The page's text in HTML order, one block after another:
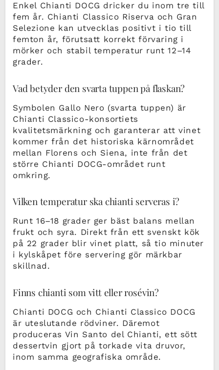
Enkel Chianti DOCG dricker du inom tre till
fem år. Chianti Classico Riserva och Gran
Selezione kan utvecklas positivt i tio till
femton år, förutsatt korrekt förvaring i
mörker och stabil temperatur runt 12–14
grader.
Vad betyder den svarta tuppen på flaskan?
Symbolen Gallo Nero (svarta tuppen) är
Chianti Classico-konsortiets
kvalitetsmärkning och garanterar att vinet
kommer från det historiska kärnområdet
mellan Florens och Siena, inte från det
större Chianti DOCG-området runt
omkring.
Vilken temperatur ska chianti serveras i?
Runt 16–18 grader ger bäst balans mellan
frukt och syra. Direkt från ett svenskt kök
på 22 grader blir vinet platt, så tio minuter
i kylskåpet före servering gör märkbar
skillnad.
Finns chianti som vitt eller rosévin?
Chianti DOCG och Chianti Classico DOCG
är uteslutande rödviner. Däremot
produceras Vin Santo del Chianti, ett sött
dessertvin gjort på torkade vita druvor,
inom samma geografiska område.